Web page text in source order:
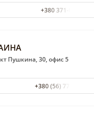
+380 371-09-49
Пушкина, 30, офис 5
+380 (56) 770-61-61